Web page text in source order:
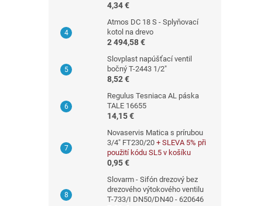
4,34 €
Atmos DC 18 S - Splyňovací
kotol na drevo
2 494,58 €
Slovplast napúšťací ventil
bočný T-2443 1/2"
8,52 €
Regulus Tesniaca AL páska
TALE 16655
14,15 €
Novaservis Matica s prírubou
3/4" FT230/20 + SLEVA 5% při
použití kódu SL5 v košíku
0,95 €
Slovarm - Sifón drezový bez
drezového výtokového ventilu
T-733/I DN50/DN40 - 620646